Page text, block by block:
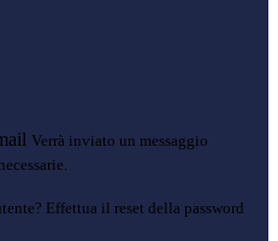
Verrà inviato un messaggio
Effettua il reset della password